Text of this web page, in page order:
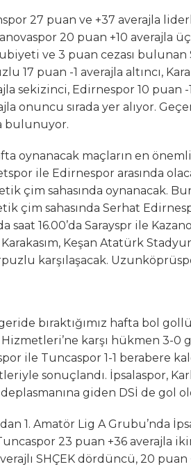
27 puan ve +37 averajla
20 puan +10 averajla
ve 3 puan cezası bulunan
17 puan -1 averajla altıncı,
sekizinci, Edirnespor 10 puan
onuncu sırada yer alıyor.
bulunuyor.
oynanacak maçların en
ile Edirnespor arasında
çim sahasında oynanacak.
çim sahasında Serhat
saat 16.00’da Sarayspr ile
Karakasım, Keşan Atatürk
karşılaşacak.
bıraktığımız hafta bol
karşı hükmen 3-
ile Tuncaspor 1-1 berabere
sonuçlandı. İpsalaspor,
giden DSİ de gol
1. Amatör Lig A Grubu’nda
23 puan +36 averajla
SHÇEK dördüncü, 20 puan